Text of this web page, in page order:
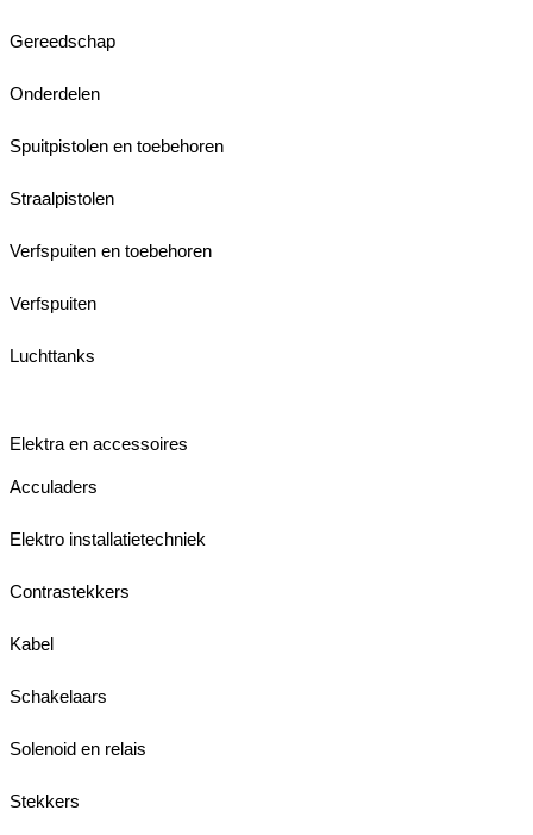
Gereedschap
Onderdelen
Spuitpistolen en toebehoren
Straalpistolen
Verfspuiten en toebehoren
Verfspuiten
Luchttanks
Elektra en accessoires
Acculaders
Elektro installatietechniek
Contrastekkers
Kabel
Schakelaars
Solenoid en relais
Stekkers